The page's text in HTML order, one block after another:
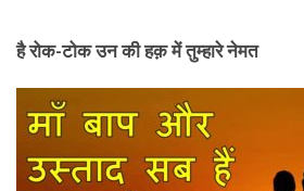
है रोक-टोक उन की हक़ में तुम्हारे नेमत